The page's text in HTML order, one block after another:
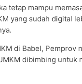
tetap mampu
yang sudah digital
di Babel, Pemprov
dibimbing untuk